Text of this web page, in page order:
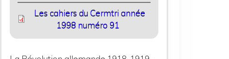
Les cahiers du Cermtri année
1998 numéro 91